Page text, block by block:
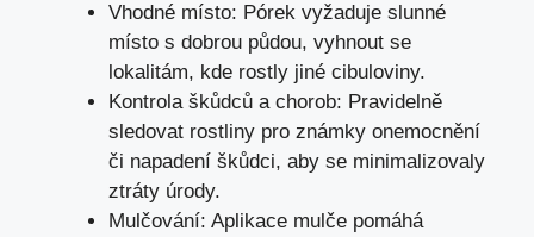
Vhodné místo: Pórek vyžaduje slunné
místo s dobrou půdou, vyhnout se
lokalitám, kde rostly jiné cibuloviny.
Kontrola škůdců a chorob: Pravidelně
sledovat rostliny pro známky onemocnění
či napadení škůdci, aby se minimalizovaly
ztráty úrody.
Mulčování: Aplikace mulče pomáhá